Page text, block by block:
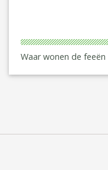
Waar wonen de